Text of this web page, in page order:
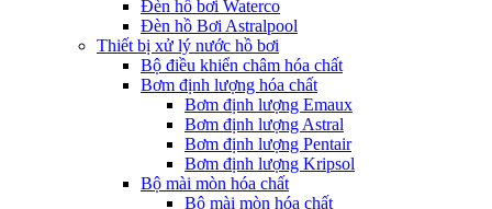
Đèn hồ bơi Waterco
Đèn hồ Bơi Astralpool
Thiết bị xử lý nước hồ bơi
Bộ điều khiển châm hóa chất
Bơm định lượng hóa chất
Bơm định lượng Emaux
Bơm định lượng Astral
Bơm định lượng Pentair
Bơm định lượng Kripsol
Bộ mài mòn hóa chất
Bộ mài mòn hóa chất